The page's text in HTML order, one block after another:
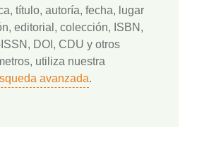
título, autoría, fecha, lugar
editorial, colección, ISBN,
ISSN, DOI, CDU y otros
utiliza nuestra
avanzada.